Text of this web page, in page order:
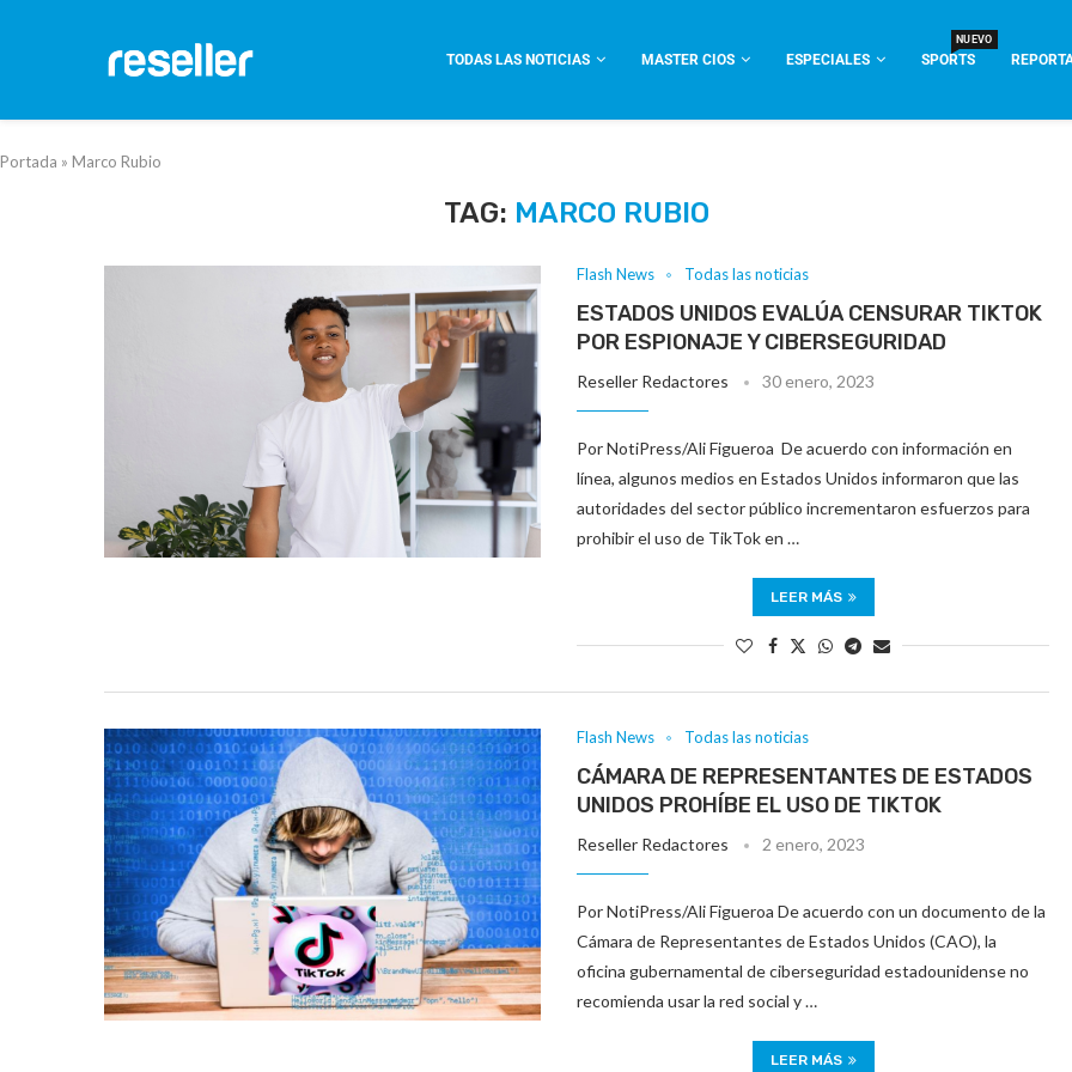
TODAS LAS NOTICIAS MASTER CIOS ESPECIALES SPORTS
NUEVO
Portada » Marco Rubio
TAG: MARCO RUBIO
Flash News Todas las noticias
ESTADOS UNIDOS EVALÚA CENSURAR TIKTOK
POR ESPIONAJE Y CIBERSEGURIDAD
Reseller Redactores 30 enero, 2023
Por NotiPress/Ali Figueroa De acuerdo con información en
línea, algunos medios en Estados Unidos informaron que las
autoridades del sector público incrementaron esfuerzos para
prohibir el uso de TikTok en …
LEER MÁS
Flash News Todas las noticias
CÁMARA DE REPRESENTANTES DE ESTADOS
UNIDOS PROHÍBE EL USO DE TIKTOK
Reseller Redactores 2 enero, 2023
Por NotiPress/Ali Figueroa De acuerdo con un documento de la
Cámara de Representantes de Estados Unidos (CAO), la
oficina gubernamental de ciberseguridad estadounidense no
recomienda usar la red social y …
LEER MÁS